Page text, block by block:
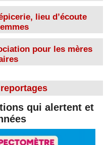
lieu d’écoute
pour les mères
qui alertent et